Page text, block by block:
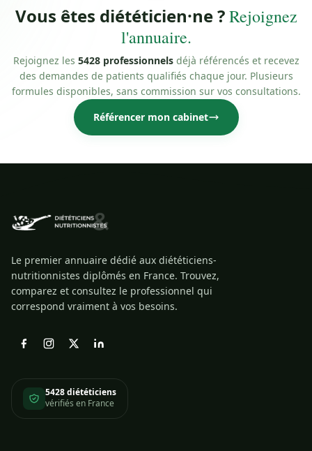
Vous êtes diététicien·ne ?Rejoignez
l'annuaire.
Rejoignez les 5428 professionnelsdéjà référencés et recevez
des demandes de patients qualifiés chaque jour. Plusieurs
formules disponibles, sans commission sur vos consultations.
Référencer mon cabinet
Le premier annuaire dédié aux diététiciens-
nutritionnistes diplômés en France. Trouvez,
comparez et consultez le professionnel qui
correspond vraiment à vos besoins.
5428 diététiciens
vérifiés en France